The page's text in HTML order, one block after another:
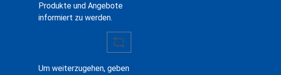
Produkte und Angebote
informiert zu werden.
Um weiterzugehen, geben